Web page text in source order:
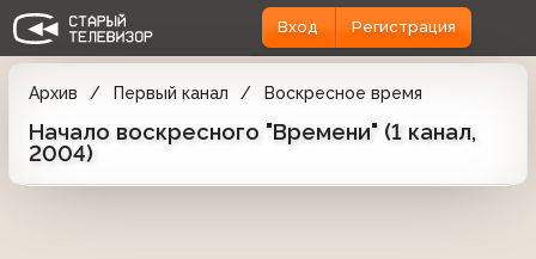
Вход Регистрация
Архив Первый канал Воскресное время
Начало воскресного "Времени" (1 канал,
2004)